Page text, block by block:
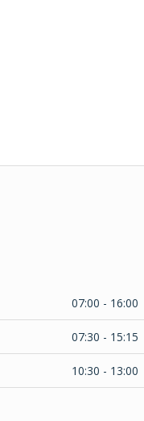
07:00 - 16:00
07:30 - 15:15
10:30 - 13:00